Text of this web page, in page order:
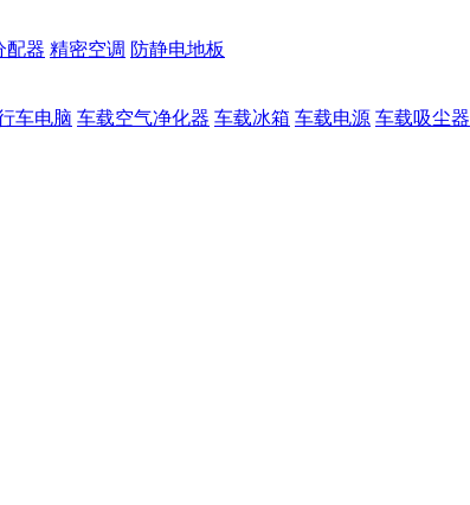
配器 精密空调 防静电地板
车电脑 车载空气净化器 车载冰箱 车载电源 车载吸尘器